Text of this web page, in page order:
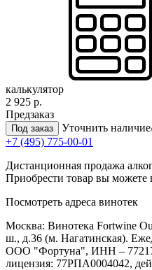
калькулятор
2 925 р.
Предзаказ
Под заказ
Уточнить
+7 (495) 775-00-01
Дистанционная продажа
Приобрести товар вы можете
Посмотреть адреса винотек
Москва: Винотека Fortwine
ш., д.36 (м. Нагатинская).
ООО "Фортуна", ИНН –
лицензия: 77РПА0004042,